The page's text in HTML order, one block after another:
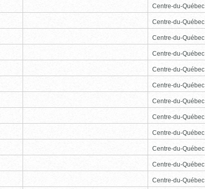
Centre-du-Québec
Centre-du-Québec
Centre-du-Québec
Centre-du-Québec
Centre-du-Québec
Centre-du-Québec
Centre-du-Québec
Centre-du-Québec
Centre-du-Québec
Centre-du-Québec
Centre-du-Québec
Centre-du-Québec